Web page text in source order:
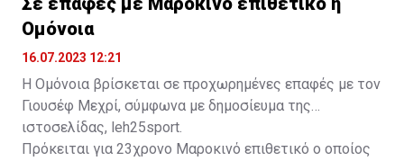
Ομόνοια
16.07.2023 12:21
Η Ομόνοια βρίσκεται σε προχωρημένες επαφές με τον
Γιουσέφ Μεχρί, σύμφωνα με δημοσίευμα της
ιστοσελίδας, leh25sport.
Πρόκειται για 23χρονο Μαροκινό επιθετικό ο οποίος